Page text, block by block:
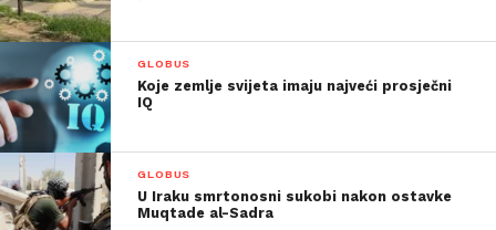
GLOBUS
Koje zemlje svijeta imaju najveći prosječni
IQ
GLOBUS
U Iraku smrtonosni sukobi nakon ostavke
Muqtade al-Sadra